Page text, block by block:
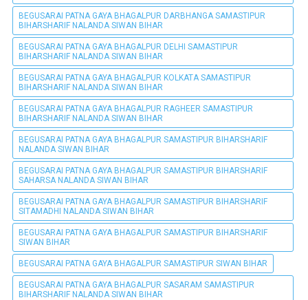
BEGUSARAI PATNA GAYA BHAGALPUR DARBHANGA SAMASTIPUR
BIHARSHARIF NALANDA SIWAN BIHAR
BEGUSARAI PATNA GAYA BHAGALPUR DELHI SAMASTIPUR
BIHARSHARIF NALANDA SIWAN BIHAR
BEGUSARAI PATNA GAYA BHAGALPUR KOLKATA SAMASTIPUR
BIHARSHARIF NALANDA SIWAN BIHAR
BEGUSARAI PATNA GAYA BHAGALPUR RAGHEER SAMASTIPUR
BIHARSHARIF NALANDA SIWAN BIHAR
BEGUSARAI PATNA GAYA BHAGALPUR SAMASTIPUR BIHARSHARIF
NALANDA SIWAN BIHAR
BEGUSARAI PATNA GAYA BHAGALPUR SAMASTIPUR BIHARSHARIF
SAHARSA NALANDA SIWAN BIHAR
BEGUSARAI PATNA GAYA BHAGALPUR SAMASTIPUR BIHARSHARIF
SITAMADHI NALANDA SIWAN BIHAR
BEGUSARAI PATNA GAYA BHAGALPUR SAMASTIPUR BIHARSHARIF
SIWAN BIHAR
BEGUSARAI PATNA GAYA BHAGALPUR SAMASTIPUR SIWAN BIHAR
BEGUSARAI PATNA GAYA BHAGALPUR SASARAM SAMASTIPUR
BIHARSHARIF NALANDA SIWAN BIHAR